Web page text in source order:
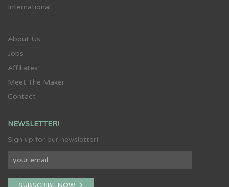
International
About Us
Jobs
Affiliates
Meet The Maker
Contact
NEWSLETTER!
Sign up for our newsletter!